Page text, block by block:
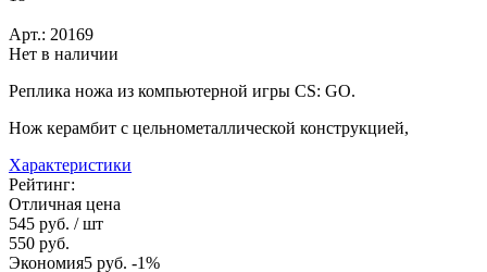
Арт.: 20169
Нет в наличии
Реплика ножа из компьютерной игры CS: GO.
Нож керамбит с цельнометаллической конструкцией,
Характеристики
Рейтинг:
Отличная цена
545 руб. / шт
550 руб.
Экономия5 руб. -1%